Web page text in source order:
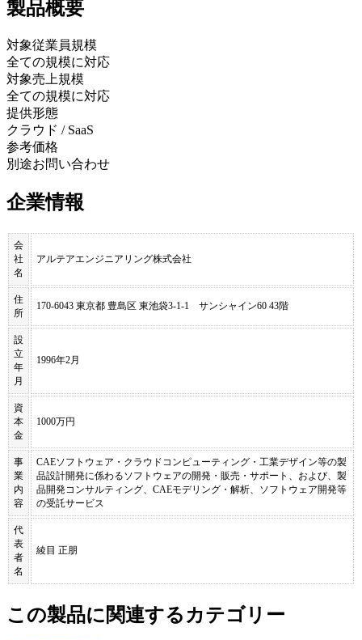
製品概要
対象従業員規模
全ての規模に対応
対象売上規模
全ての規模に対応
提供形態
クラウド / SaaS
参考価格
別途お問い合わせ
企業情報
会
社
名
アルテアエンジニアリング株式会社
住
所
170-6043 東京都 豊島区 東池袋3-1-1 サンシャイン60 43階
設
立
年
月
1996年2月
資
本
金
1000万円
事
業
内
容
CAEソフトウェア・クラウドコンピューティング・工業デザイン等の製
品設計開発に係わるソフトウェアの開発・販売・サポート、および、製
品開発コンサルティング、CAEモデリング・解析、ソフトウェア開発等
の受託サービス
代
表
者
名
綾目 正朋
この製品に関連するカテゴリー